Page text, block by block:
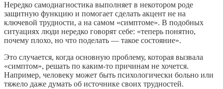
Нередко самодиагностика выполняет в некотором роде
защитную функцию и помогает сделать акцент не на
ключевой трудности, а на самом «симптоме». В подобных
ситуациях люди нередко говорят себе: «теперь понятно,
почему плохо, но что поделать ― такое состояние».
Это случается, когда основную проблему, которая вызвала
«симптом», решать по каким‑то причинам не хочется.
Например, человеку может быть психологически больно или
тяжело даже думать об источнике своих трудностей.